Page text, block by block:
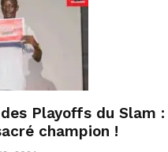
Playoffs du Slam :
champion !